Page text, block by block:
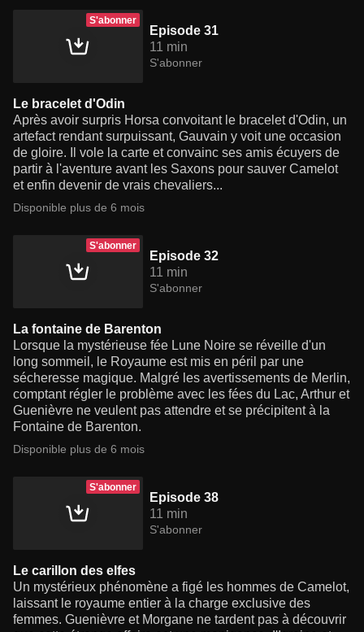
S'abonner
Episode 31
11 min
S'abonner
Le bracelet d'Odin
Après avoir surpris Horsa convoitant le bracelet d'Odin, un
artefact rendant surpuissant, Gauvain y voit une occasion
de gloire. Il vole la carte et convainc ses amis écuyers de
partir à l'aventure avant les Saxons pour sauver Camelot
et enfin devenir de vrais chevaliers...
Disponible plus de 6 mois
S'abonner
Episode 32
11 min
S'abonner
La fontaine de Barenton
Lorsque la mystérieuse fée Lune Noire se réveille d'un
long sommeil, le Royaume est mis en péril par une
sécheresse magique. Malgré les avertissements de Merlin,
comptant régler le problème avec les fées du Lac, Arthur et
Guenièvre ne veulent pas attendre et se précipitent à la
Fontaine de Barenton.
Disponible plus de 6 mois
S'abonner
Episode 38
11 min
S'abonner
Le carillon des elfes
Un mystérieux phénomène a figé les hommes de Camelot,
laissant le royaume entier à la charge exclusive des
femmes. Guenièvre et Morgane ne tardent pas à découvrir